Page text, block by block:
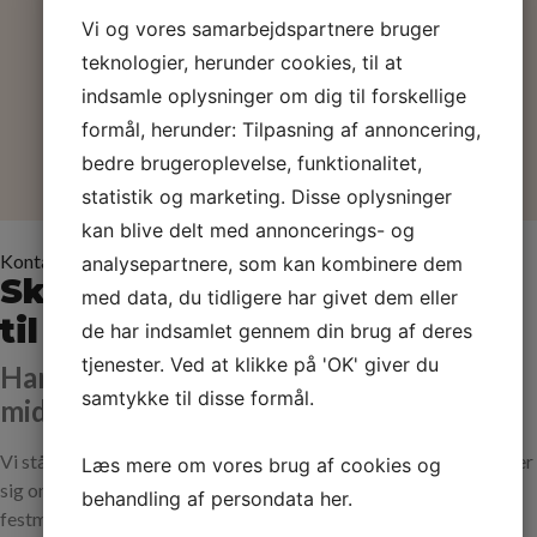
Kontakt
Skriv besked
til os
Har du spørgsmål til din næste fest eller
middag?
Vi står altid klar til at hjælpe dig med maden, uanset om det drejer
sig om dagens ret, smørrebrød til frokosten eller den helt store
festmenu.
Vi og vores samarbejdspartnere bruger
teknologier, herunder cookies, til at
indsamle oplysninger om dig til forskellige
formål, herunder: Tilpasning af annoncering,
bedre brugeroplevelse, funktionalitet,
statistik og marketing. Disse oplysninger
kan blive delt med annoncerings- og
analysepartnere, som kan kombinere dem
med data, du tidligere har givet dem eller
de har indsamlet gennem din brug af deres
tjenester. Ved at klikke på 'OK' giver du
samtykke til disse formål.
Læs mere om vores brug af cookies og
behandling af persondata her.